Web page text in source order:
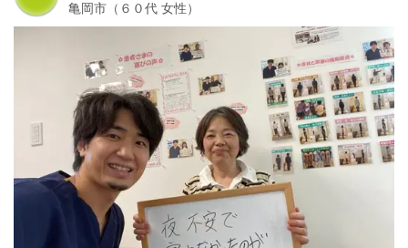
亀岡市（６０代 女性）